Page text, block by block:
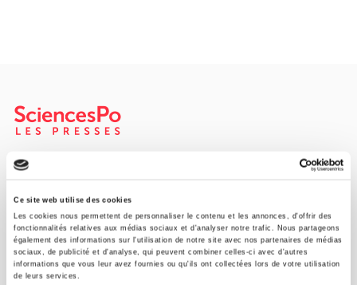
Ce site web utilise des cookies
Les cookies nous permettent de personnaliser le contenu et les annonces, d'offrir des
fonctionnalités relatives aux médias sociaux et d'analyser notre trafic. Nous partageons
également des informations sur l'utilisation de notre site avec nos partenaires de médias
sociaux, de publicité et d'analyse, qui peuvent combiner celles-ci avec d'autres
informations que vous leur avez fournies ou qu'ils ont collectées lors de votre utilisation
de leurs services.
Maison d'édition dédiée aux sciences humaines et sociales, les
Presses de Sciences Po participent depuis leur création en 1976
à la transmission des savoirs et des idées
CONTACTS
FOREIGN RIGHTS